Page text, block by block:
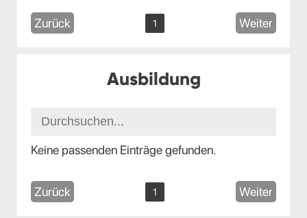
Zurück 1 Weiter
Ausbildung
Keine passenden Einträge gefunden.
Zurück 1 Weiter